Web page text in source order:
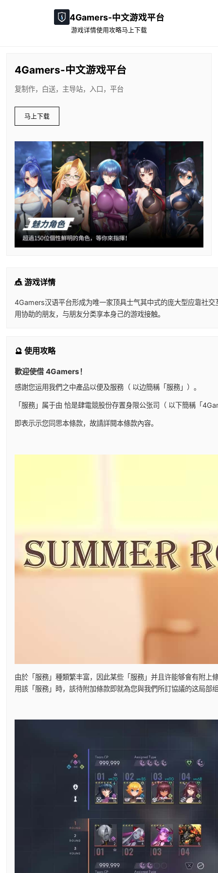
4Gamers-中文游戏平台
游戏详情使用攻略马上下载
4Gamers-中文游戏平台
复制作，白送，主导站，入口，平台
马上下载
🎪 游戏详情
4Gamers汉语平台形成为唯一家顶具士气其中式的庞大型应靠社
用协助的朋友，与朋友分类享本身己的游戏接触。
🔮 使用攻略
歡迎使借 4Gamers！
感謝您运用我們之中產品以便及服務（ 以边簡稱「服務」）。
「服務」属于由 恰是肆電競股份存置身限公张司（ 以下簡稱「
即表示示您同思本條款，故請詳閱本條款內容。
由於「服務」種類繁丰富，因此某些「服務」并且许能够會有附
用該「服務」時，該待附加條款即就為您與我們所訂協議的这局部